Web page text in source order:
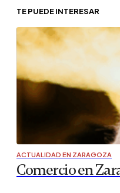
TE PUEDE INTERESAR
ACTUALIDAD EN ZARAGOZA
Comercio en